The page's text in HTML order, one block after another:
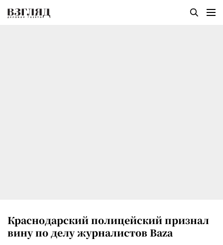
Краснодарский полицейский признал
вину по делу журналистов Baza